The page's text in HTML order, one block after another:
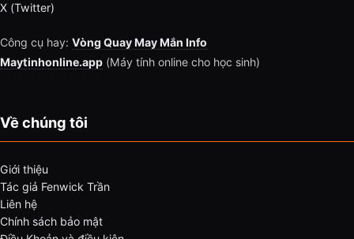
X (Twitter)
Công cụ hay: Vòng Quay May Mắn Info
Maytinhonline.app (Máy tính online cho học sinh)
Về chúng tôi
Giới thiệu
Tác giả Fenwick Trần
Liên hệ
Chính sách bảo mật